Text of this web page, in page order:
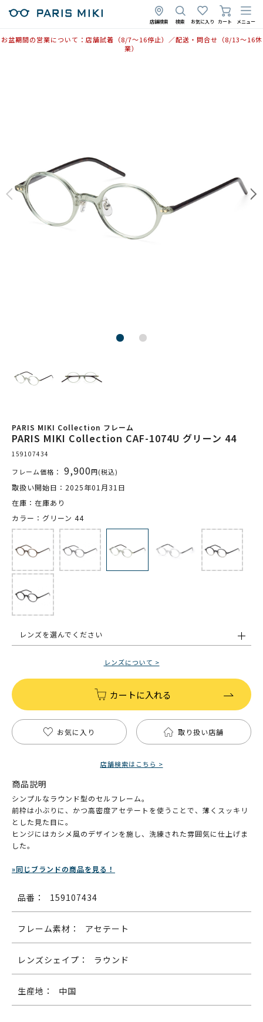
店舗検索 検索 お気に入り カート メニュー
お盆期間の営業について：店舗試着（8/7〜16停止）／配送・問合せ（8/13〜16休
業）
PARIS MIKI Collection フレーム
PARIS MIKI Collection CAF-1074U グリーン 44
159107434
フレーム価格： 9,900円(税込)
取扱い開始日：2025年01月31日
在庫：在庫あり
カラー：グリーン 44
レンズを選んでください
レンズについて >
カートに入れる
お気に入り 取り扱い店舗
店舗検索はこちら >
商品説明
シンプルなラウンド型のセルフレーム。
前枠は小ぶりに、かつ高密度アセテートを使うことで、薄くスッキリ
とした見た目に。
ヒンジにはカシメ風のデザインを施し、洗練された雰囲気に仕上げま
した。
»同じブランドの商品を見る！
品番： 159107434
フレーム素材： アセテート
レンズシェイプ： ラウンド
生産地： 中国